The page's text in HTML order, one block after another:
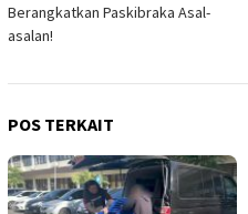
Berangkatkan Paskibraka Asal-
asalan!
POS TERKAIT